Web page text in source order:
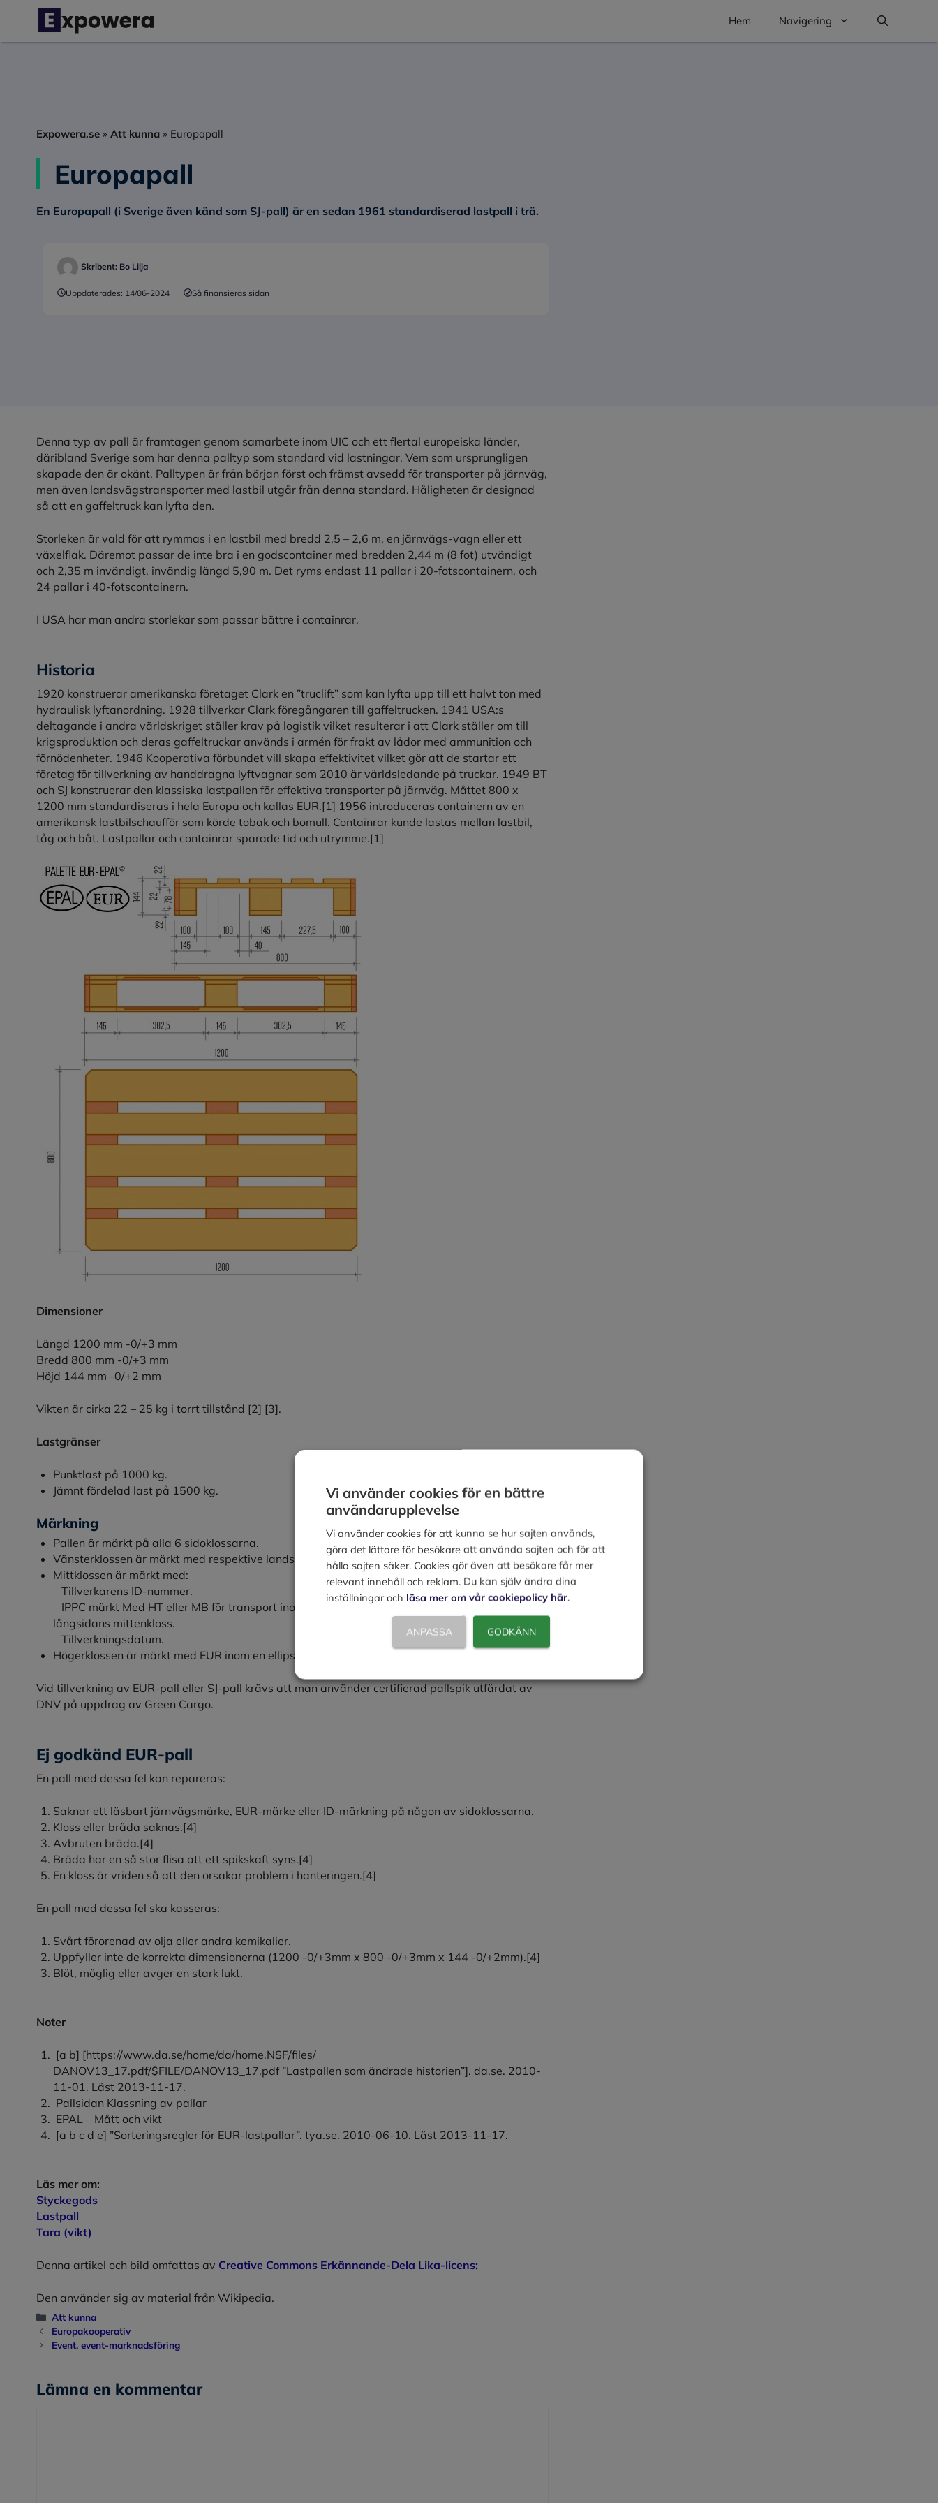
innehåll
Hem Navigering
Expowera.se » Att kunna » Europapall
Europapall
En Europapall (i Sverige även känd som SJ-pall) är en sedan 1961 standardiserad lastpall i trä.
Skribent: Bo Lilja
Uppdaterades: 14/06-2024 Så finansieras sidan
Denna typ av pall är framtagen genom samarbete inom UIC och ett flertal europeiska länder,
däribland Sverige som har denna palltyp som standard vid lastningar. Vem som ursprungligen
skapade den är okänt. Palltypen är från början först och främst avsedd för transporter på järnväg,
men även landsvägstransporter med lastbil utgår från denna standard. Håligheten är designad
så att en gaffeltruck kan lyfta den.
Storleken är vald för att rymmas i en lastbil med bredd 2,5 – 2,6 m, en järnvägs-vagn eller ett
växelflak. Däremot passar de inte bra i en godscontainer med bredden 2,44 m (8 fot) utvändigt
och 2,35 m invändigt, invändig längd 5,90 m. Det ryms endast 11 pallar i 20-fotscontainern, och
24 pallar i 40-fotscontainern.
I USA har man andra storlekar som passar bättre i containrar.
Historia
1920 konstruerar amerikanska företaget Clark en ”truclift” som kan lyfta upp till ett halvt ton med
hydraulisk lyftanordning. 1928 tillverkar Clark föregångaren till gaffeltrucken. 1941 USA:s
deltagande i andra världskriget ställer krav på logistik vilket resulterar i att Clark ställer om till
krigsproduktion och deras gaffeltruckar används i armén för frakt av lådor med ammunition och
förnödenheter. 1946 Kooperativa förbundet vill skapa effektivitet vilket gör att de startar ett
företag för tillverkning av handdragna lyftvagnar som 2010 är världsledande på truckar. 1949 BT
och SJ konstruerar den klassiska lastpallen för effektiva transporter på järnväg. Måttet 800 x
1200 mm standardiseras i hela Europa och kallas EUR.[1] 1956 introduceras containern av en
amerikansk lastbilschaufför som körde tobak och bomull. Containrar kunde lastas mellan lastbil,
tåg och båt. Lastpallar och containrar sparade tid och utrymme.[1]
Dimensioner
Längd 1200 mm -0/+3 mm
Bredd 800 mm -0/+3 mm
Höjd 144 mm -0/+2 mm
Vikten är cirka 22 – 25 kg i torrt tillstånd [2] [3].
Lastgränser
Punktlast på 1000 kg.
Jämnt fördelad last på 1500 kg.
Märkning
Pallen är märkt på alla 6 sidoklossarna.
Vänsterklossen är märkt med respektive lands järnvägsbolag.
Mittklossen är märkt med:
– Tillverkarens ID-nummer.
– IPPC märkt Med HT eller MB för transport inom EU på någon av klossarna, vanligast på
långsidans mittenkloss.
– Tillverkningsdatum.
Högerklossen är märkt med EUR inom en ellips.
Vid tillverkning av EUR-pall eller SJ-pall krävs att man använder certifierad pallspik utfärdat av
DNV på uppdrag av Green Cargo.
Ej godkänd EUR-pall
En pall med dessa fel kan repareras:
Saknar ett läsbart järnvägsmärke, EUR-märke eller ID-märkning på någon av sidoklossarna.
Kloss eller bräda saknas.[4]
Avbruten bräda.[4]
Bräda har en så stor flisa att ett spikskaft syns.[4]
En kloss är vriden så att den orsakar problem i hanteringen.[4]
En pall med dessa fel ska kasseras:
Svårt förorenad av olja eller andra kemikalier.
Uppfyller inte de korrekta dimensionerna (1200 -0/+3mm x 800 -0/+3mm x 144 -0/+2mm).[4]
Blöt, möglig eller avger en stark lukt.
Noter
[a b] [https://www.da.se/home/da/home.NSF/files/
DANOV13_17.pdf/$FILE/DANOV13_17.pdf ”Lastpallen som ändrade historien”]. da.se. 2010-
11-01. Läst 2013-11-17.
Pallsidan Klassning av pallar
EPAL – Mått och vikt
[a b c d e] ”Sorteringsregler för EUR-lastpallar”. tya.se. 2010-06-10. Läst 2013-11-17.
Läs mer om:
Styckegods
Lastpall
Tara (vikt)
Denna artikel och bild omfattas av Creative Commons Erkännande-Dela Lika-licens;
Den använder sig av material från Wikipedia.
Kategorier
Att kunna
Europakooperativ
Event, event-marknadsföring
Lämna en kommentar
Vi använder cookies för en bättre
användarupplevelse
Vi använder cookies för att kunna se hur sajten används,
göra det lättare för besökare att använda sajten och för att
hålla sajten säker. Cookies gör även att besökare får mer
relevant innehåll och reklam. Du kan själv ändra dina
inställningar och läsa mer om vår cookiepolicy här.
ANPASSA GODKÄNN